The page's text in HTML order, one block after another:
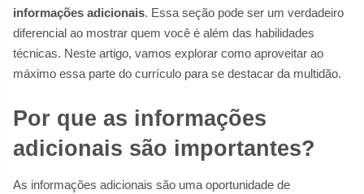
informações adicionais. Essa seção pode ser um verdadeiro
diferencial ao mostrar quem você é além das habilidades
técnicas. Neste artigo, vamos explorar como aproveitar ao
máximo essa parte do currículo para se destacar da multidão.
Por que as informações
adicionais são importantes?
As informações adicionais são uma oportunidade de